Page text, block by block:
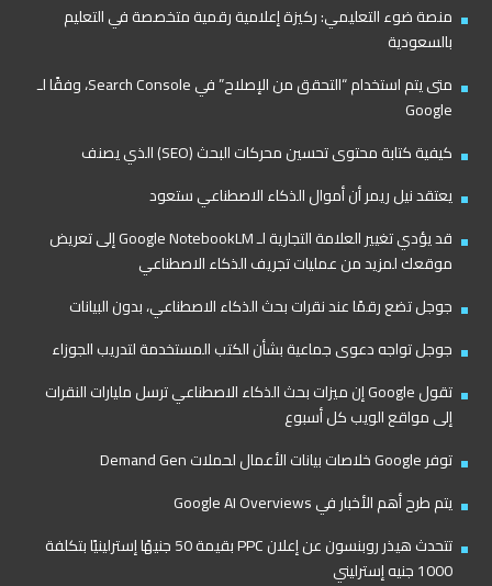
منصة ضوء التعليمي: ركيزة إعلامية رقمية متخصصة في التعليم
بالسعودية
متى يتم استخدام “التحقق من الإصلاح” في Search Console، وفقًا لـ
Google
كيفية كتابة محتوى تحسين محركات البحث (SEO) الذي يصنف
يعتقد نيل ريمر أن أموال الذكاء الاصطناعي ستعود
قد يؤدي تغيير العلامة التجارية لـ Google NotebookLM إلى تعريض
موقعك لمزيد من عمليات تجريف الذكاء الاصطناعي
جوجل تضع رقمًا عند نقرات بحث الذكاء الاصطناعي، بدون البيانات
جوجل تواجه دعوى جماعية بشأن الكتب المستخدمة لتدريب الجوزاء
تقول Google إن ميزات بحث الذكاء الاصطناعي ترسل مليارات النقرات
إلى مواقع الويب كل أسبوع
توفر Google خلاصات بيانات الأعمال لحملات Demand Gen
يتم طرح أهم الأخبار في Google AI Overviews
تتحدث هيذر روبنسون عن إعلان PPC بقيمة 50 جنيهًا إسترلينيًا بتكلفة
1000 جنيه إسترليني